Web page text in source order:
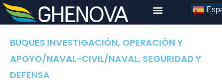
Skip
BUQUES INVESTIGACIÓN, OPERACIÓN Y
APOYO/NAVAL-CIVIL/NAVAL, SEGURIDAD Y
DEFENSA